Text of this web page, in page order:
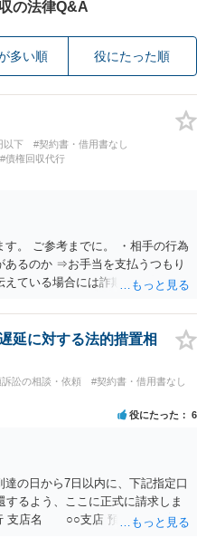
の法律Q&A
多い順 役にたった順
以下
#契約書・借用書なし
#債権回収代行
。 ご参考までに。 ・相手の行為
あるのか ⇒お手当を支払うつもり
ている場合には詐欺罪に該当す
請求として３０万円を請求するこ
は、売春防止法に抵触する契約
として 民法上無効（民法９０
い可能性が高いです。 ・相手の
応可能なのか ⇒訴訟等の裁判上の
相手方の住所・氏名を把握して
延に対する法的措置相
訟の相談・依頼
#契約書・借用書なし
役にたった 6
の日から7日以内に、下記指定口
るよう、ここに正式に請求しま
支店名 ○○支店 預金種別 普通